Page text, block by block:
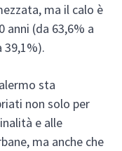
ma il calo è
anni (da 63,6% a
39,1%).
sta
non solo per
e alle
ma anche che